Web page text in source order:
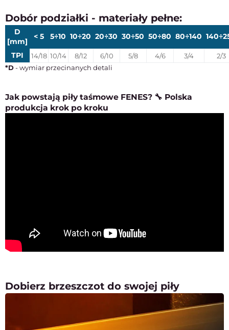
Dobór podziałki - materiały pełne:
D
[mm]
< 5 5÷10 10÷20 20÷30 30÷50 50÷80 80÷140
TPI 14/18 10/14 8/12 6/10 5/8 4/6 3/4
2/3
*D- wymiar przecinanych detali
Jak powstają piły taśmowe FENES? 🔧 Polska
produkcja krok po kroku
Dobierz brzeszczot do swojej piły